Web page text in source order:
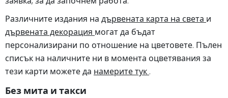
Различните издания на дървената карта на света и
дървената декорация могат да бъдат
персонализирани по отношение на цветовете. Пълен
списък на наличните ни в момента оцветявания за
тези карти можете да намерите тук .
Без мита и такси